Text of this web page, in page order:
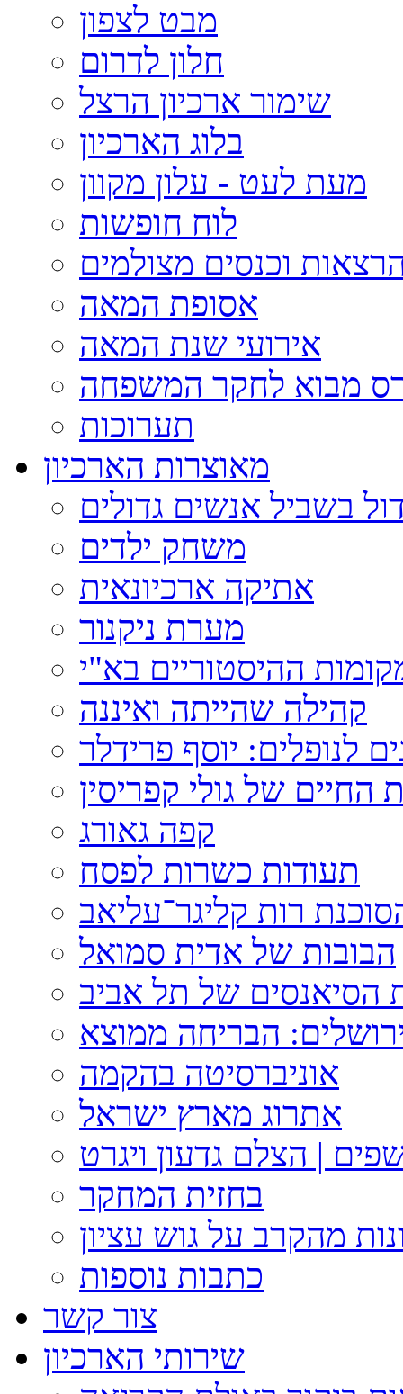
מבט לצפון
חלון לדרום
שימור ארכיון הרצל
בלוג הארכיון
מעת לעט - עלון מקוון
לוח חופשות
וכנסים מצולמים
אסופת המאה
אירועי שנת המאה
מבוא לחקר המשפחה
תערוכות
מאוצרות הארכיון
בשביל אנשים גדולים
משחק ילדים
אתיקה ארכיונאית
מערת ניקנור
ההיסטוריים בא"י
קהילה שהייתה ואיננה
לנופלים: יוסף פרידלר
החיים של גולי קפריסין
קפה גאורג
תעודות כשרות לפסח
רות קליגר־עליאב
הבובות של אדית סמואל
של תל אביב
הבריחה ממוצא
אוניברסיטה בהקמה
אתרוג מארץ ישראל
| הצלם גדעון ויגרט
בחזית המחקר
מהקרב על גוש עציון
כתבות נוספות
צור קשר
שירותי הארכיון